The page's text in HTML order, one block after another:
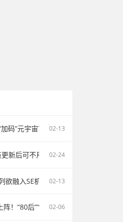
码”元宇宙？ 02-13
新后可不用重启电脑
02-24
欲融入SE机型：续航激增、8G内存、
02-13
！“80后”“90后”成配送主力
02-06